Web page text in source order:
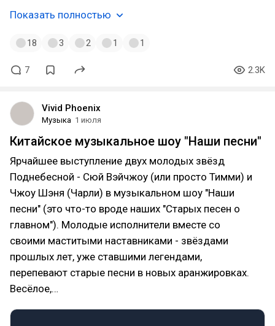
солидарен, что настоящий RE - это когда героя
предоставив выбор перспективы в 9-ке. Которая,
Отличнейшая игра, в которой есть всё лучшее от
так приятно, что мой предыдущий вдохновил!
Такую инициативу только хочется поддержать ;)
Показать полностью
18 3 2 1 1
7 2.3K
Vivid Phoenix
Музыка 1 июля
Китайское музыкальное шоу "Наши песни"
Ярчайшее выступление двух молодых звёзд
Поднебесной - Сюй Вэйчжоу (или просто Тимми) и
Чжоу Шэня (Чарли) в музыкальном шоу "Наши
песни" (это что-то вроде наших "Старых песен о
главном"). Молодые исполнители вместе со
своими маститыми наставниками - звёздами
прошлых лет, уже ставшими легендами,
перепевают старые песни в новых аранжировках.
Весёлое,…